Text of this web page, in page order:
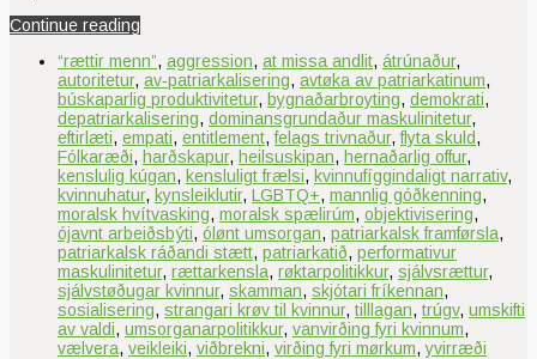
Continue reading
“rættir menn”, aggression, at missa andlit, átrúnaður,
autoritetur, av‑patriarkalisering, avtøka av patriarkatinum,
búskaparlig produktivitetur, bygnaðarbroyting, demokrati,
depatriarkalisering, dominansgrundaður maskulinitetur,
eftirlæti, empati, entitlement,felags trivnaður,flyta skuld,
Fólkaræði, harðskapur, heilsuskipan, hernaðarlig offur,
kenslulig kúgan, kensluligt frælsi, kvinnufíggindaligt narrativ,
kvinnuhatur, kynsleiklutir, LGBTQ+, mannlig góðkenning,
moralsk hvítvasking, moralsk spælirúm, objektivisering,
ójavnt arbeiðsbýti, ólønt umsorgan, patriarkalsk framførsla,
patriarkalsk ráðandi stætt, patriarkatið, performativur
maskulinitetur, rættarkensla, røktarpolitikkur, sjálvsrættur,
sjálvstøðugar kvinnur, skamman, skjótari fríkennan,
sosialisering, strangari krøv til kvinnur, tilllagan, trúgv, umskifti
av valdi, umsorganarpolitikkur, vanvirðing fyri kvinnum,
vælvera, veikleiki, viðbrekni, virðing fyri mørkum,yvirræði